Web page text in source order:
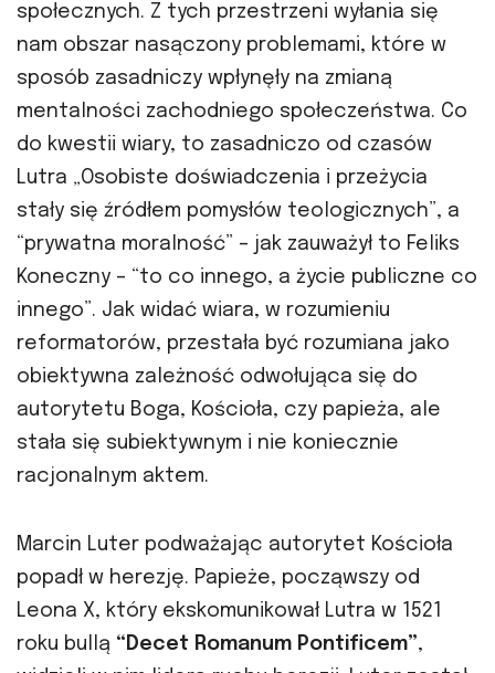
społecznych. Z tych przestrzeni wyłania się
nam obszar nasączony problemami, które w
sposób zasadniczy wpłynęły na zmianą
mentalności zachodniego społeczeństwa. Co
do kwestii wiary, to zasadniczo od czasów
Lutra „Osobiste doświadczenia i przeżycia
stały się źródłem pomysłów teologicznych”, a
“prywatna moralność” – jak zauważył to Feliks
Koneczny – “to co innego, a życie publiczne co
innego”. Jak widać wiara, w rozumieniu
reformatorów, przestała być rozumiana jako
obiektywna zależność odwołująca się do
autorytetu Boga, Kościoła, czy papieża, ale
stała się subiektywnym i nie koniecznie
racjonalnym aktem.
Marcin Luter podważając autorytet Kościoła
popadł w herezję. Papieże, począwszy od
Leona X, który ekskomunikował Lutra w 1521
roku bullą “Decet Romanum Pontificem”,